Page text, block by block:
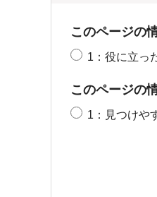
このページの
1：役に立っ
このページの
1：見つけや